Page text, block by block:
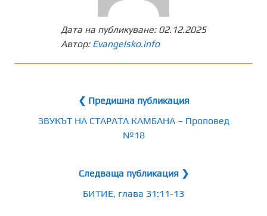
Дата на публикуване: 02.12.2025
Автор: Evangelsko.info
❮ Предишна публикация
ЗВУКЪТ НА СТАРАТА КАМБАНА – Проповед
№18
Следваща публикация ❯
БИТИЕ, глава 31:11-13